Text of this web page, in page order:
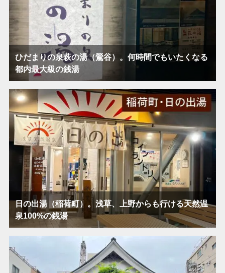
ひだまりの泉萩の湯（鶯谷）。何時間でもいたくなる
都内最大級の銭湯
日の出湯（稲荷町）。浅草、上野からも行ける天然温
泉100%の銭湯